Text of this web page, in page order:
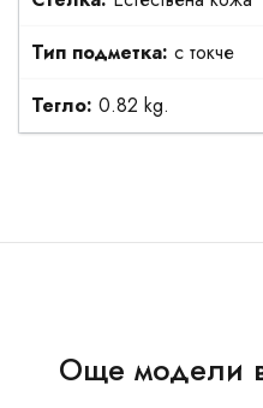
Тип подметка: с токче
Тегло: 0.82 kg.
Още модели